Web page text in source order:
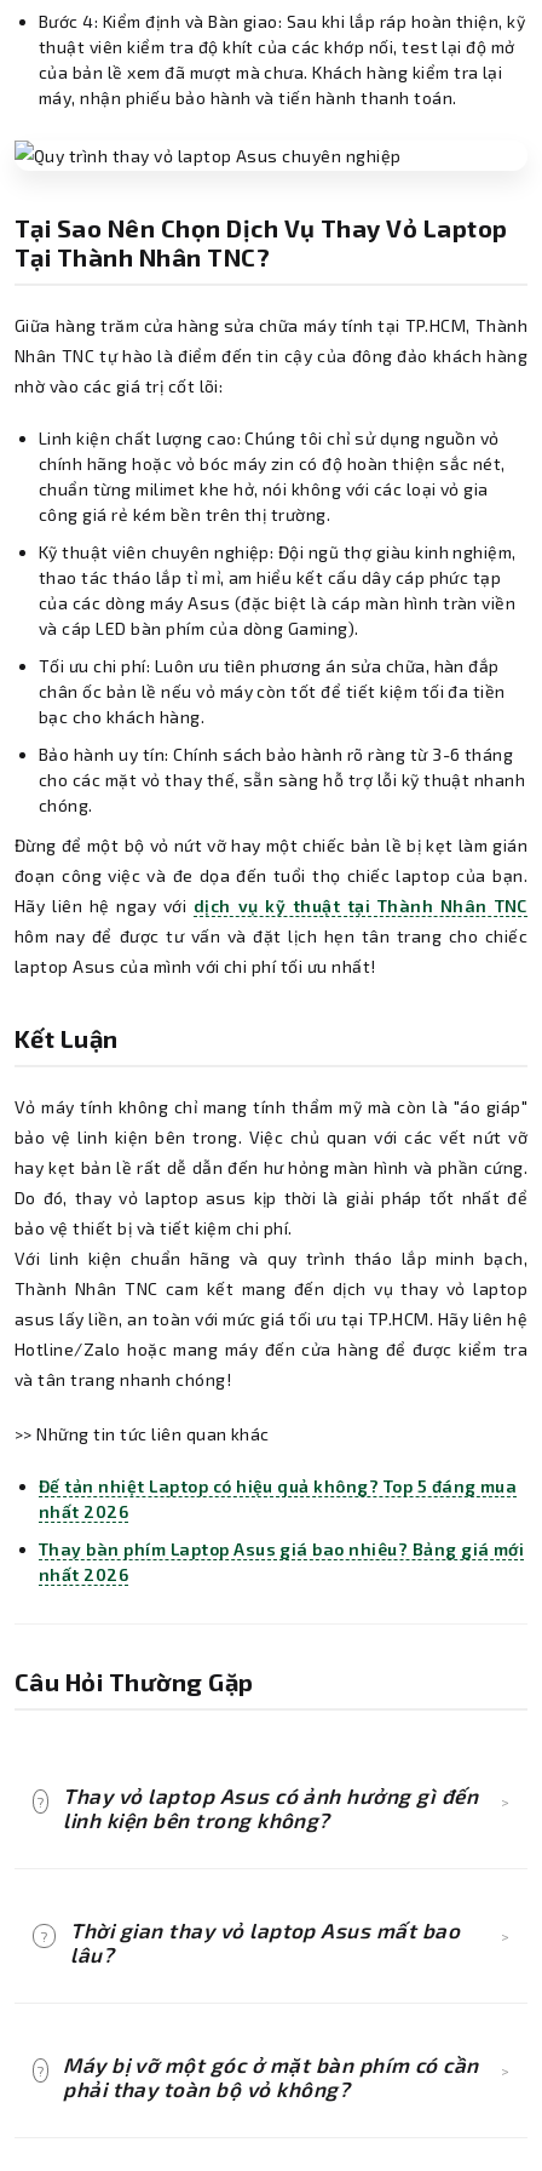
Bước 4: Kiểm định và Bàn giao: Sau khi lắp ráp hoàn thiện, kỹ
thuật viên kiểm tra độ khít của các khớp nối, test lại độ mở
của bản lề xem đã mượt mà chưa. Khách hàng kiểm tra lại
máy, nhận phiếu bảo hành và tiến hành thanh toán.
Tại Sao Nên Chọn Dịch Vụ Thay Vỏ Laptop
Tại Thành Nhân TNC?
Giữa hàng trăm cửa hàng sửa chữa máy tính tại TP.HCM, Thành
Nhân TNC tự hào là điểm đến tin cậy của đông đảo khách hàng
nhờ vào các giá trị cốt lõi:
Linh kiện chất lượng cao: Chúng tôi chỉ sử dụng nguồn vỏ
chính hãng hoặc vỏ bóc máy zin có độ hoàn thiện sắc nét,
chuẩn từng milimet khe hở, nói không với các loại vỏ gia
công giá rẻ kém bền trên thị trường.
Kỹ thuật viên chuyên nghiệp: Đội ngũ thợ giàu kinh nghiệm,
thao tác tháo lắp tỉ mỉ, am hiểu kết cấu dây cáp phức tạp
của các dòng máy Asus (đặc biệt là cáp màn hình tràn viền
và cáp LED bàn phím của dòng Gaming).
Tối ưu chi phí: Luôn ưu tiên phương án sửa chữa, hàn đắp
chân ốc bản lề nếu vỏ máy còn tốt để tiết kiệm tối đa tiền
bạc cho khách hàng.
Bảo hành uy tín: Chính sách bảo hành rõ ràng từ 3-6 tháng
cho các mặt vỏ thay thế, sẵn sàng hỗ trợ lỗi kỹ thuật nhanh
chóng.
Đừng để một bộ vỏ nứt vỡ hay một chiếc bản lề bị kẹt làm gián
đoạn công việc và đe dọa đến tuổi thọ chiếc laptop của bạn.
Hãy liên hệ ngay với dịch vụ kỹ thuật tại Thành Nhân TNC
hôm nay để được tư vấn và đặt lịch hẹn tân trang cho chiếc
laptop Asus của mình với chi phí tối ưu nhất!
Kết Luận
Vỏ máy tính không chỉ mang tính thẩm mỹ mà còn là "áo giáp"
bảo vệ linh kiện bên trong. Việc chủ quan với các vết nứt vỡ
hay kẹt bản lề rất dễ dẫn đến hư hỏng màn hình và phần cứng.
Do đó, thay vỏ laptop asus kịp thời là giải pháp tốt nhất để
bảo vệ thiết bị và tiết kiệm chi phí.
Với linh kiện chuẩn hãng và quy trình tháo lắp minh bạch,
Thành Nhân TNC cam kết mang đến dịch vụ thay vỏ laptop
asus lấy liền, an toàn với mức giá tối ưu tại TP.HCM. Hãy liên hệ
Hotline/Zalo hoặc mang máy đến cửa hàng để được kiểm tra
và tân trang nhanh chóng!
>> Những tin tức liên quan khác
Đế tản nhiệt Laptop có hiệu quả không? Top 5 đáng mua
nhất 2026
Thay bàn phím Laptop Asus giá bao nhiêu? Bảng giá mới
nhất 2026
Câu Hỏi Thường Gặp
?
Thay vỏ laptop Asus có ảnh hưởng gì đến
linh kiện bên trong không?
>
thì hoàn toàn không ảnh hưởng gì đến linh kiện
?
Thời gian thay vỏ laptop Asus mất bao
lâu?
>
dòng máy văn phòng (VivoBook, ZenBook) hay
dòng máy Gaming (TUF, ROG) có kết cấu dây
?
Máy bị vỡ một góc ở mặt bàn phím có cần
phải thay toàn bộ vỏ không?
>